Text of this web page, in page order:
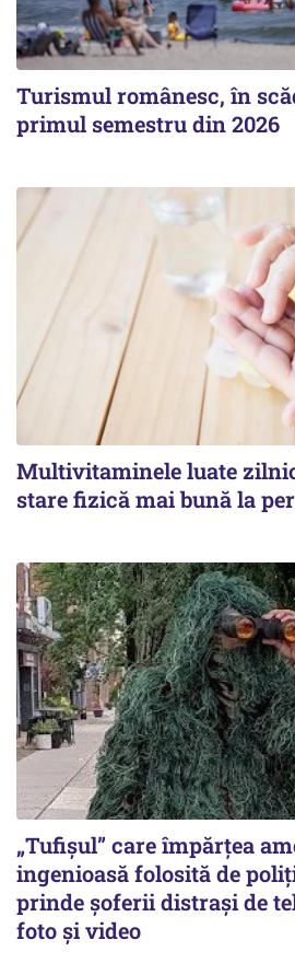
Turismul românesc, în
primul semestru din 2026
Multivitaminele luate
stare fizică mai bună la
„Tufișul” care împărțea
ingenioasă folosită de
prinde șoferii distrași de
foto și video